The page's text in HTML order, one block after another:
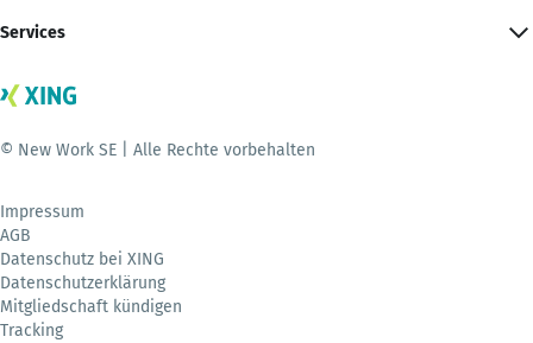
Services
© New Work SE | Alle Rechte vorbehalten
Impressum
AGB
Datenschutz bei XING
Datenschutzerklärung
Mitgliedschaft kündigen
Tracking